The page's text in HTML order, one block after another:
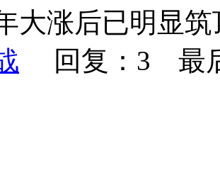
大涨后已明显
回复：3 最